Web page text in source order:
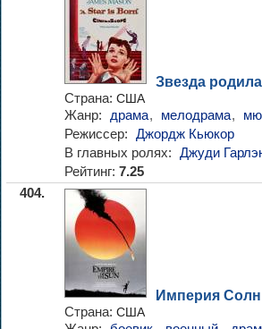
Звезда
Страна: США
Жанр: драма, мелодрама,
Режиссер: Джордж Кьюкор
В главных ролях: Джуди
Рейтинг: 7.25
404.
Империя
Страна: США